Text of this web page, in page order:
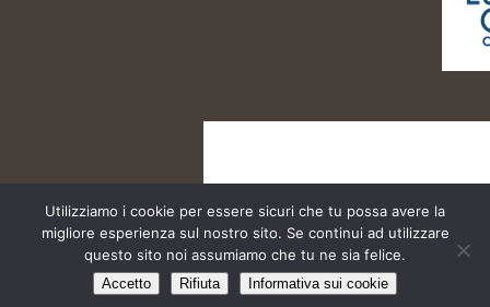
Cinema Teatro Boiardo @2013 | All Rights Reserved
Utilizziamo i cookie per essere sicuri che tu possa avere la
migliore esperienza sul nostro sito. Se continui ad utilizzare
questo sito noi assumiamo che tu ne sia felice.
Accetto Rifiuta Informativa sui cookie